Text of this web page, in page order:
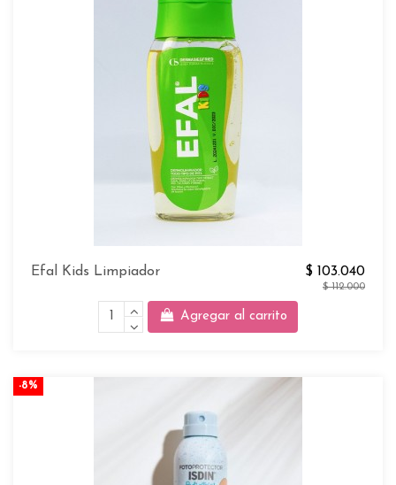
Efal Kids Limpiador $ 103.040
$ 112.000
Agregar al carrito
-8%